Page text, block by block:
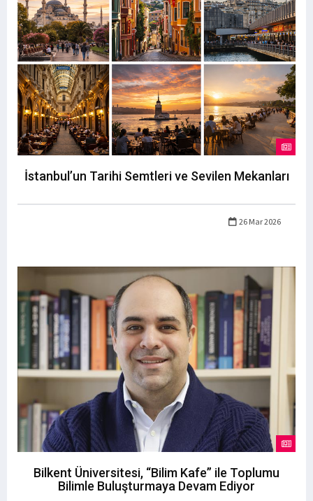
İstanbul’un Tarihi Semtleri ve Sevilen Mekanları
26 Mar 2026
Bilkent Üniversitesi, “Bilim Kafe” ile Toplumu
Bilimle Buluşturmaya Devam Ediyor